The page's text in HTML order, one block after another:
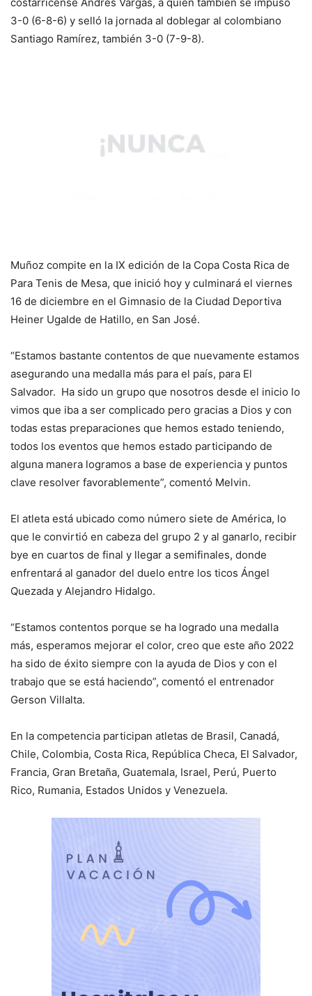
3-0 (6-8-6) y selló la jornada al doblegar al colombiano
Santiago Ramírez, también 3-0 (7-9-8).
Muñoz compite en la IX edición de la Copa Costa Rica de
Para Tenis de Mesa, que inició hoy y culminará el viernes
16 de diciembre en el Gimnasio de la Ciudad Deportiva
Heiner Ugalde de Hatillo, en San José.
“Estamos bastante contentos de que nuevamente estamos
asegurando una medalla más para el país, para El
Salvador. Ha sido un grupo que nosotros desde el inicio lo
vimos que iba a ser complicado pero gracias a Dios y con
todas estas preparaciones que hemos estado teniendo,
todos los eventos que hemos estado participando de
alguna manera logramos a base de experiencia y puntos
clave resolver favorablemente”, comentó Melvin.
El atleta está ubicado como número siete de América, lo
que le convirtió en cabeza del grupo 2 y al ganarlo, recibir
bye en cuartos de final y llegar a semifinales, donde
enfrentará al ganador del duelo entre los ticos Ángel
Quezada y Alejandro Hidalgo.
“Estamos contentos porque se ha logrado una medalla
más, esperamos mejorar el color, creo que este año 2022
ha sido de éxito siempre con la ayuda de Dios y con el
trabajo que se está haciendo”, comentó el entrenador
Gerson Villalta.
En la competencia participan atletas de Brasil, Canadá,
Chile, Colombia, Costa Rica, República Checa, El Salvador,
Francia, Gran Bretaña, Guatemala, Israel, Perú, Puerto
Rico, Rumania, Estados Unidos y Venezuela.